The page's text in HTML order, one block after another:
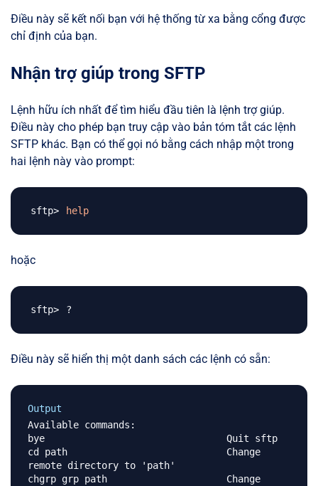
Điều này sẽ kết nối bạn với hệ thống từ xa bằng cổng được
chỉ định của bạn.
Nhận trợ giúp trong SFTP
Lệnh hữu ích nhất để tìm hiểu đầu tiên là lệnh trợ giúp.
Điều này cho phép bạn truy cập vào bản tóm tắt các lệnh
SFTP khác. Bạn có thể gọi nó bằng cách nhập một trong
hai lệnh này vào prompt:
help
hoặc
Điều này sẽ hiển thị một danh sách các lệnh có sẵn:
Output
Available commands:
bye                                Quit sftp
cd path                            Change
remote directory to 'path'
chgrp grp path                     Change